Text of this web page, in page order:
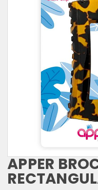
APPER